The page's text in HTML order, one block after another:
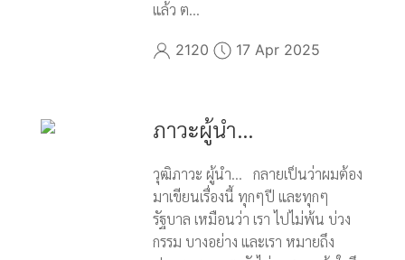
แล้ว ต...
2120 17 Apr 2025
ภาวะผู้นำ...
วุฒิภาวะ ผู้นำ... กลายเป็นว่าผมต้อง
มาเขียนเรื่องนี้ ทุกๆปี และทุกๆ
รัฐบาล เหมือนว่า เรา ไปไม่พ้น บ่วง
กรรม บางอย่าง และเรา หมายถึง